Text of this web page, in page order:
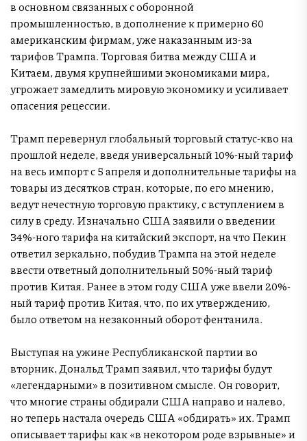
в основном связанных с оборонной
промышленностью, в дополнение к примерно 60
американским фирмам, уже наказанным из-за
тарифов Трампа. Торговая битва между США и
Китаем, двумя крупнейшими экономиками мира,
угрожает замедлить мировую экономику и усиливает
опасения рецессии.
Трамп перевернул глобальный торговый статус-кво на
прошлой неделе, введя универсальный 10%-ный тариф
на весь импорт с 5 апреля и дополнительные тарифы на
товары из десятков стран, которые, по его мнению,
ведут нечестную торговую практику, с вступлением в
силу в среду. Изначально США заявили о введении
34%-ного тарифа на китайский экспорт, на что Пекин
ответил зеркально, побудив Трампа на этой неделе
ввести ответный дополнительный 50%-ный тариф
против Китая. Ранее в этом году США уже ввели 20%-
ный тариф против Китая, что, по их утверждению,
было ответом на незаконный оборот фентанила.
Выступая на ужине Республиканской партии во
вторник, Дональд Трамп заявил, что тарифы будут
«легендарными» в позитивном смысле. Он говорит,
что многие страны обдирали США направо и налево,
но теперь настала очередь США «обдирать» их. Трамп
описывает тарифы как «в некотором роде взрывные» и